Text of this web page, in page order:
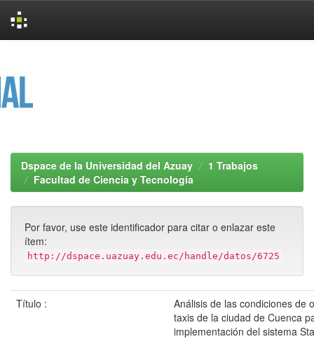
Dspace de la Universidad del Azuay
1 Trabajos
Facultad de Ciencia y Tecnología
Por favor, use este identificador para citar o enlazar este
ítem:
http://dspace.uazuay.edu.ec/handle/datos/6725
Título :
Análisis de las condiciones de
taxis de la ciudad de Cuenca
implementación del sistema